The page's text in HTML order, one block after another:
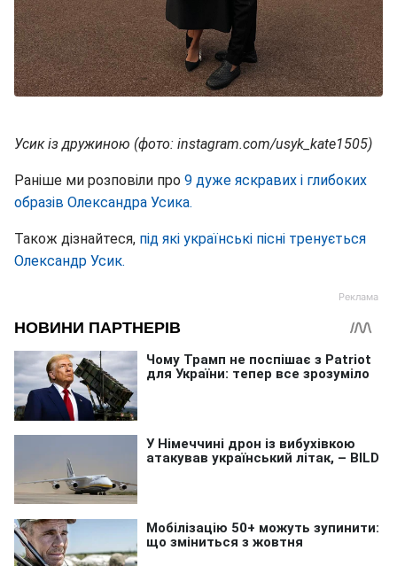
Усик із дружиною (фото: instagram.com/usyk_kate1505)
Раніше ми розповіли про 9 дуже яскравих і глибоких
образів Олександра Усика.
Також дізнайтеся, під які українські пісні тренується
Олександр Усик.